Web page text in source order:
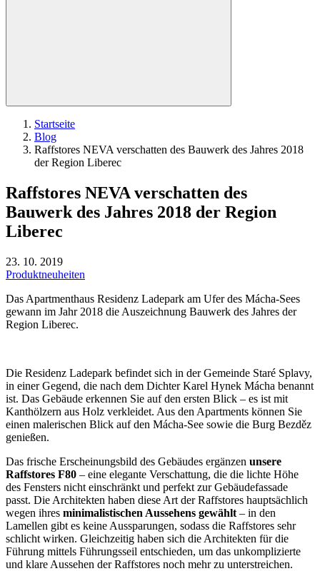
Startseite
Blog
Raffstores NEVA verschatten des Bauwerk des Jahres 2018
der Region Liberec
Raffstores NEVA verschatten des
Bauwerk des Jahres 2018 der Region
Liberec
23. 10. 2019
Produktneuheiten
Das Apartmenthaus Residenz Ladepark am Ufer des Mácha-Sees
gewann im Jahr 2018 die Auszeichnung Bauwerk des Jahres der
Region Liberec.
Die Residenz Ladepark befindet sich in der Gemeinde Staré Splavy,
in einer Gegend, die nach dem Dichter Karel Hynek Mácha benannt
ist. Das Gebäude erkennen Sie auf den ersten Blick – es ist mit
Kanthölzern aus Holz verkleidet. Aus den Apartments können Sie
einen malerischen Blick auf den Mácha-See sowie die Burg Bezděz
genießen.
Das frische Erscheinungsbild des Gebäudes ergänzen unsere
Raffstores F80 – eine elegante Verschattung, die die lichte Höhe
des Fensters nicht einschränkt und perfekt zur Gebäudefassade
passt. Die Architekten haben diese Art der Raffstores hauptsächlich
wegen ihres minimalistischen Aussehens gewählt – in den
Lamellen gibt es keine Aussparungen, sodass die Raffstores sehr
schlicht wirken. Gleichzeitig haben sich die Architekten für die
Führung mittels Führungsseil entschieden, um das unkomplizierte
und klare Aussehen der Raffstores noch mehr zu unterstreichen.